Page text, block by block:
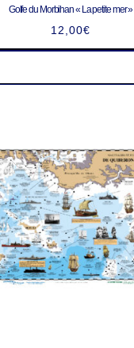
Golfe du Morbihan « La petite mer »
12,00€